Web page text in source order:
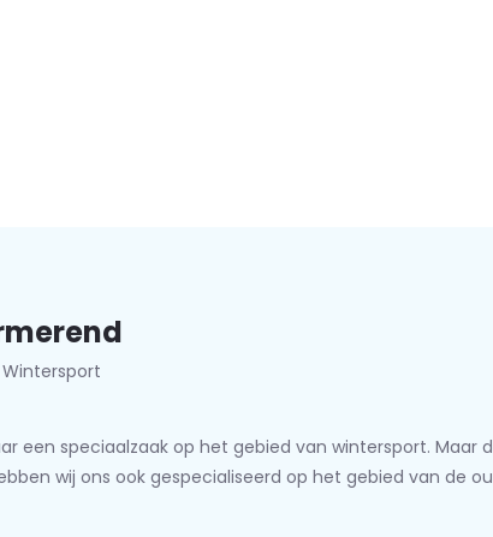
een speciaalzaak op het gebied van wintersport. Maar
wij ons ook gespecialiseerd op het gebied van de